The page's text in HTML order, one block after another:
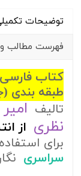
توضیحات
فهرست مطالب
طبقه بندی
تالیف
نظری از
برای استفاده
سراسری